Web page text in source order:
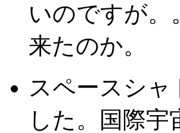
いのですが。
来たのか。
スペースシ
した。国際